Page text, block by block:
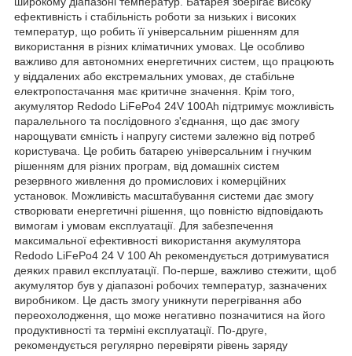
ефективність і стабільність роботи за низьких і високих
температур, що робить її універсальним рішенням для
використання в різних кліматичних умовах. Це особливо
важливо для автономних енергетичних систем, що працюють
у віддалених або екстремальних умовах, де стабільне
електропостачання має критичне значення. Крім того,
акумулятор Redodo LiFePo4 24V 100Ah підтримує можливість
паралельного та послідовного з'єднання, що дає змогу
нарощувати ємність і напругу системи залежно від потреб
користувача. Це робить батарею універсальним і гнучким
рішенням для різних програм, від домашніх систем
резервного живлення до промислових і комерційних
установок. Можливість масштабування системи дає змогу
створювати енергетичні рішення, що повністю відповідають
вимогам і умовам експлуатації. Для забезпечення
максимальної ефективності використання акумулятора
Redodo LiFePo4 24 V 100 Ah рекомендується дотримуватися
деяких правил експлуатації. По-перше, важливо стежити, щоб
акумулятор був у діапазоні робочих температур, зазначених
виробником. Це дасть змогу уникнути перегрівання або
переохолодження, що може негативно позначитися на його
продуктивності та терміні експлуатації. По-друге,
рекомендується регулярно перевіряти рівень заряду